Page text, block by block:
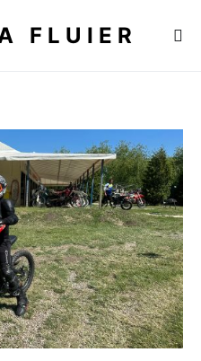
FLUIER